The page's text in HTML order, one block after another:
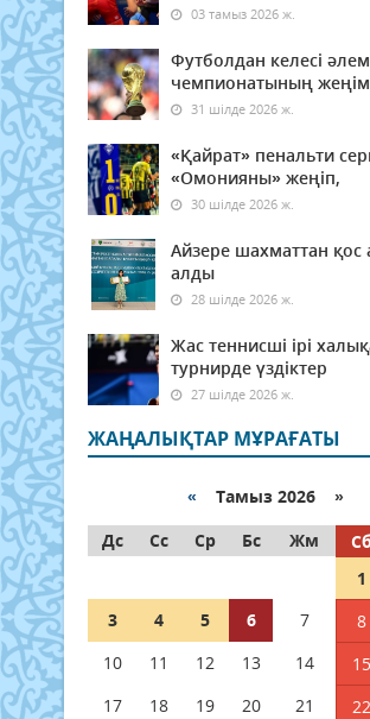
03 тамыз 2026 ж.
Футболдан келесі әлем
чемпионатының
31 шілде 2026 ж.
«Қайрат» пенальти
«Омонияны» жеңіп,
30 шілде 2026 ж.
Айзере шахматтан қос
алды
28 шілде 2026 ж.
Жас теннисші ірі
турнирде үздіктер
27 шілде 2026 ж.
ЖАҢАЛЫҚТАР МҰРАҒАТЫ
« Тамыз 2026 »
Дс
Сс Ср Бс Жм Сб
1
3
4 5 6 7 8
10
11 12 13 14 15
17
18 19 20 21 22